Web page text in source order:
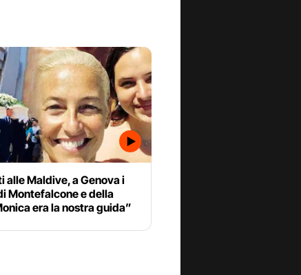
alle Maldive, a Genova i
Montefalcone e della
era la nostra guida”